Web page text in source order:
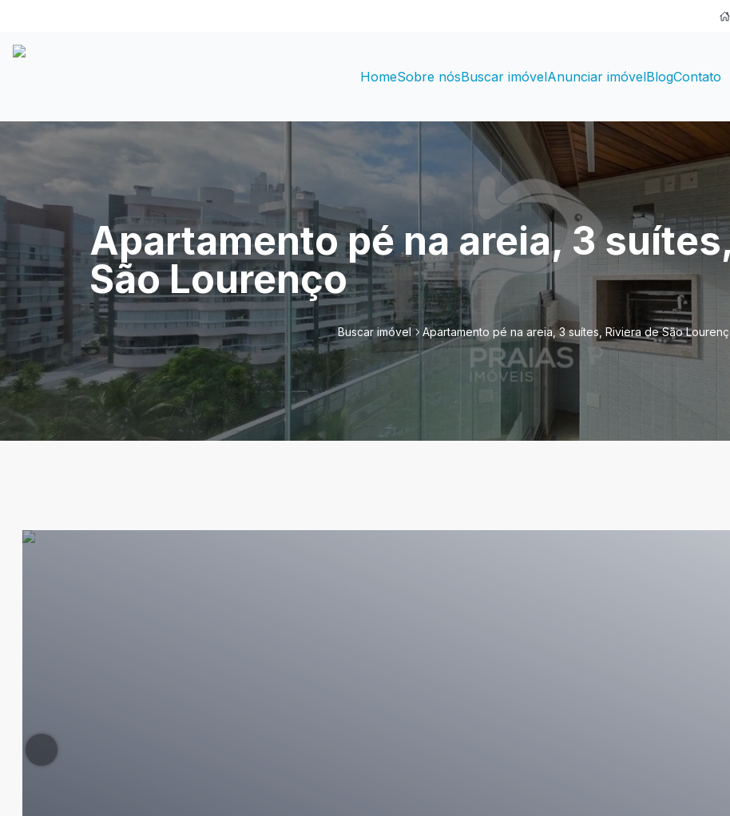
HomeSobre nósBuscar imóvelAnunciar imóvelBlogContato
Apartamento pé na areia, 3
São Lourenço
Buscar imóvel Apartamento pé na areia, 3 suítes, Riviera de São